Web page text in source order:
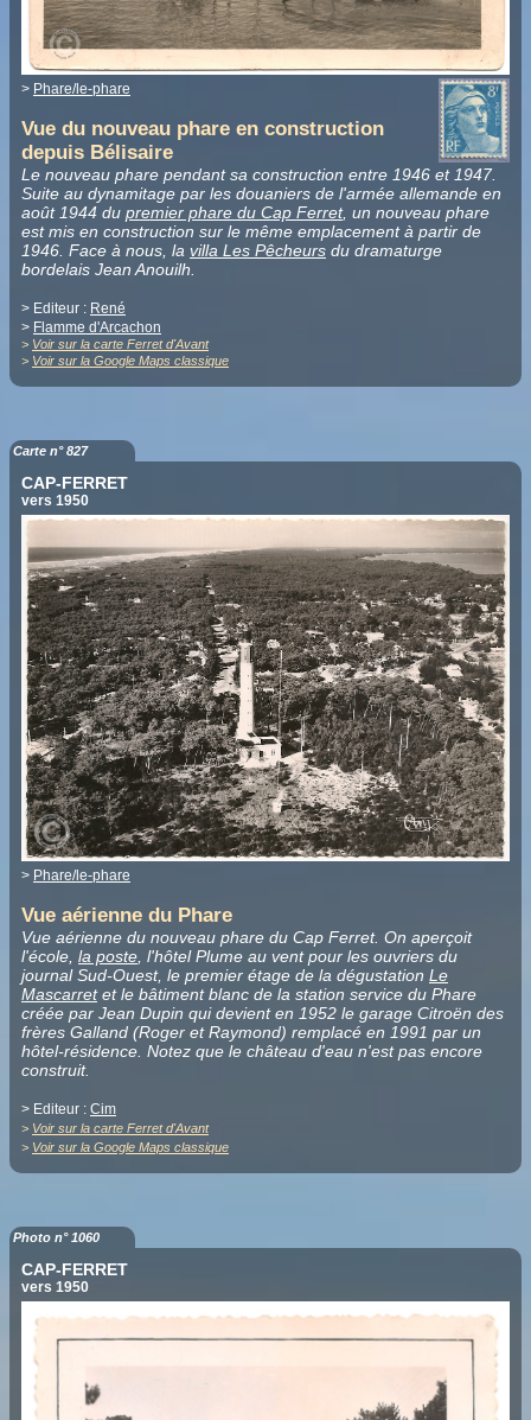
> Phare/le-phare
Vue du nouveau phare en construction
depuis Bélisaire
Le nouveau phare pendant sa construction entre 1946 et 1947.
Suite au dynamitage par les douaniers de l'armée allemande en
août 1944 du premier phare du Cap Ferret, un nouveau phare
est mis en construction sur le même emplacement à partir de
1946. Face à nous, la villa Les Pêcheurs du dramaturge
bordelais Jean Anouilh.
> Editeur : René
> Flamme d'Arcachon
> Voir sur la carte Ferret d'Avant
> Voir sur la Google Maps classique
Carte n° 827
CAP-FERRET
vers 1950
> Phare/le-phare
Vue aérienne du Phare
Vue aérienne du nouveau phare du Cap Ferret. On aperçoit
l'école, la poste , l'hôtel Plume au vent pour les ouvriers du
journal Sud-Ouest, le premier étage de la dégustation Le
Mascarretet le bâtiment blanc de la station service du Phare
créée par Jean Dupin qui devient en 1952 le garage Citroën des
frères Galland (Roger et Raymond) remplacé en 1991 par un
hôtel-résidence. Notez que le château d'eau n'est pas encore
construit.
> Editeur : Cim
> Voir sur la carte Ferret d'Avant
> Voir sur la Google Maps classique
Photo n° 1060
CAP-FERRET
vers 1950